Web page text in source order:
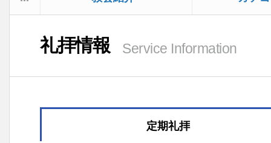
礼拝情報 Service Information
定期礼拝